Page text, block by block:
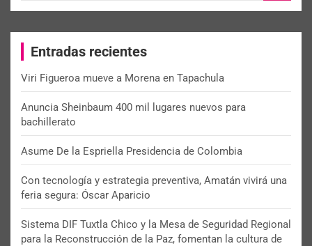
c
Entradas recientes
Viri Figueroa mueve a Morena en Tapachula
Anuncia Sheinbaum 400 mil lugares nuevos para
bachillerato
Asume De la Espriella Presidencia de Colombia
Con tecnología y estrategia preventiva, Amatán vivirá una
feria segura: Óscar Aparicio
Sistema DIF Tuxtla Chico y la Mesa de Seguridad Regional
para la Reconstrucción de la Paz, fomentan la cultura de